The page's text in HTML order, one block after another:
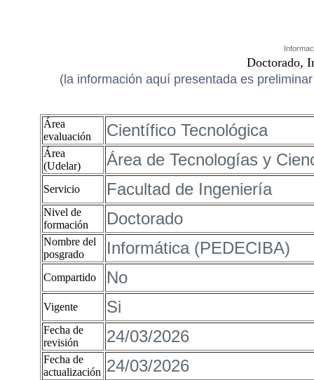
Doctorado,
(la información aquí presentada es
Área
evaluación
Científico Tecnológica
Área
(Udelar)
Área de Tecnologías y
Servicio Facultad de Ingeniería
Nivel de
formación
Doctorado
Nombre del
posgrado
Informática (PEDECIBA)
Compartido No
Vigente Si
Fecha de
revisión
24/03/2026
Fecha de
actualización 24/03/2026